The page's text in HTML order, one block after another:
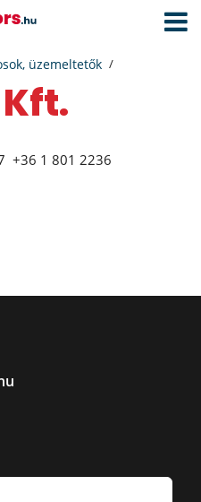
üzemeltetők
Kft.
+36 1 801 2236